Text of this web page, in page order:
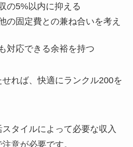
の5%以内に抑える
の固定費との兼ね合いを考え
対応できる余裕を持つ
れば、快適にランクル200を
タイルによって必要な収入
意が必要です。